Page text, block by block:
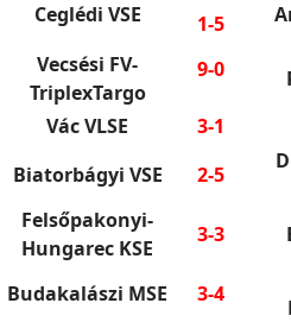
Ceglédi VSE
1-5
Vecsési FV-
TriplexTargo
9-0
Vác VLSE
3-1
Biatorbágyi VSE
2-5
Felsőpakonyi-
Hungarec KSE
3-3
Budakalászi MSE 3-4